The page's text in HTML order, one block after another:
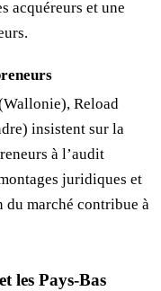
acquéreurs et une
Reload
insistent sur la
à l’audit
juridiques et
marché contribue à
les Pays-Bas